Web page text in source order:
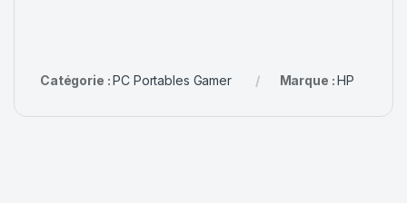
Catégorie :PC Portables Gamer Marque :HP